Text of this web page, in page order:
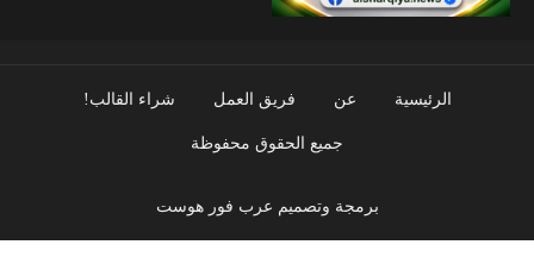
الرئيسية عن فريق العمل شراء القالب!
جميع الحقوق محفوظة
برمجة وتصميم عرب فور هوست